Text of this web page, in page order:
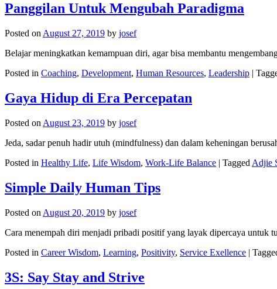
Panggilan Untuk Mengubah Paradigma
Posted on August 27, 2019 by josef
Belajar meningkatkan kemampuan diri, agar bisa membantu
Posted in Coaching, Development, Human Resources, Leadership |
Gaya Hidup di Era Percepatan
Posted on August 23, 2019 by josef
Jeda, sadar penuh hadir utuh (mindfulness) dan dalam keheningan
Posted in Healthy Life, Life Wisdom, Work-Life Balance | Tagged Adjie
Simple Daily Human Tips
Posted on August 20, 2019 by josef
Cara menempah diri menjadi pribadi positif yang layak dipercaya untuk
Posted in Career Wisdom, Learning, Positivity, Service Exellence |
3S: Say Stay and Strive